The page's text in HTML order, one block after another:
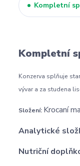
Kompletní
Kompletní
Konzerva splňuje
vývar a za studena
Složení: Krocaní
Analytické
Nutriční